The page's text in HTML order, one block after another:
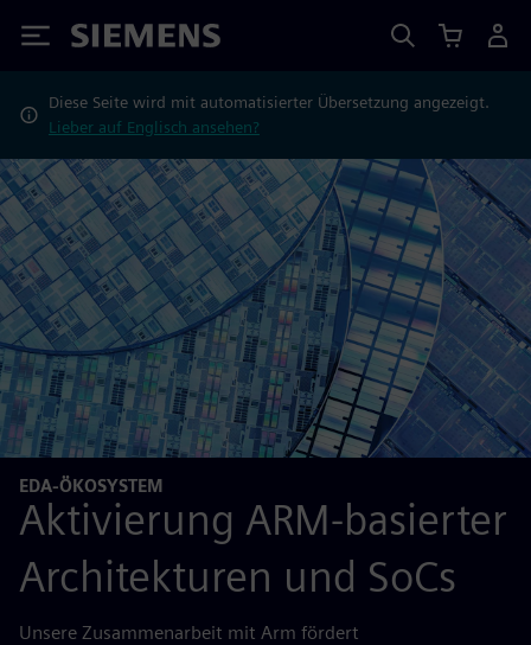
Siemens
Diese Seite wird mit automatisierter Übersetzung angezeigt.
Lieber auf Englisch ansehen?
EDA-ÖKOSYSTEM
Aktivierung ARM-basierter
Architekturen und SoCs
Unsere Zusammenarbeit mit Arm fördert